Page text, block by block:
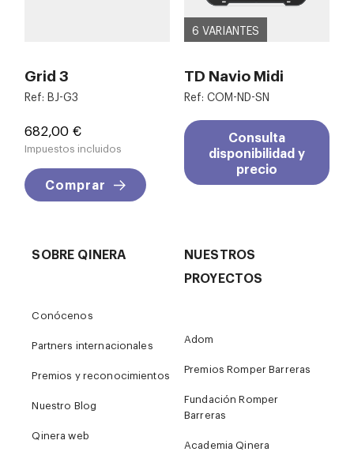
Grid 3
Ref: BJ-G3
Precio
682,00 €
Impuestos incluidos
Comprar
6 VARIANTES
TD Navio Midi
Ref: COM-ND-SN
Consulta
disponibilidad y
precio
SOBRE QINERA
Conócenos
Partners internacionales
Premios y reconocimientos
Nuestro Blog
Qinera web
NUESTROS
PROYECTOS
Adom
Premios Romper Barreras
Fundación Romper
Barreras
Academia Qinera